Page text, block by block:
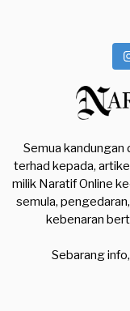
Semua
terhad kepada,
milik Naratif Online
semula,
kebenaran
Sebarang